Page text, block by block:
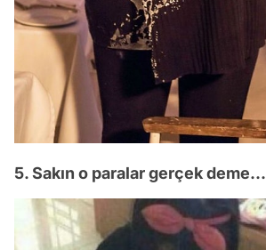
5. Sakın o paralar gerçek deme...